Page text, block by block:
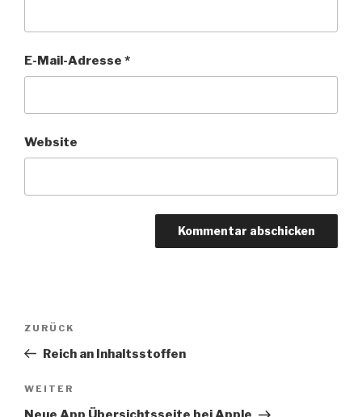
E-Mail-Adresse *
Website
Beitragsnavigation
Vorheriger
Beitrag
ZURÜCK
Reich an Inhaltsstoffen
Nächster
Beitrag
WEITER